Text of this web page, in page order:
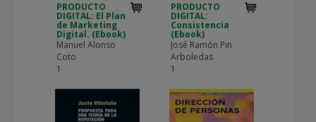
PRODUCTO
DIGITAL: El Plan
de Marketing
Digital. (Ebook)
Manuel Alonso
Coto
1
PRODUCTO
DIGITAL:
Consistencia
(Ebook)
José Ramón Pin
Arboledas
1